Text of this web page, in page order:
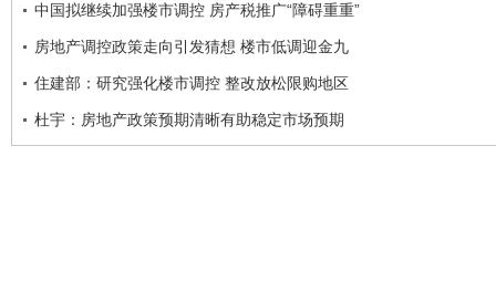
中国拟继续加强楼市调控 房产税推广“障碍重重”
房地产调控政策走向引发猜想 楼市低调迎金九
住建部：研究强化楼市调控 整改放松限购地区
杜宇：房地产政策预期清晰有助稳定市场预期